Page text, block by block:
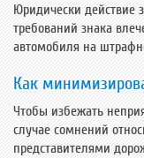
Юридически действие
требований знака
автомобиля на
Как
Чтобы избежать
случае сомнений
представителями